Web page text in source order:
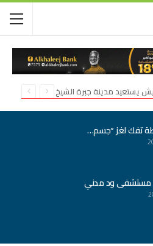
عاجل..الجيش يستعيد مدينة جبرة الشيخ في شمال كردفان
تفك لغز “جسم…
مستشفى ود مدني